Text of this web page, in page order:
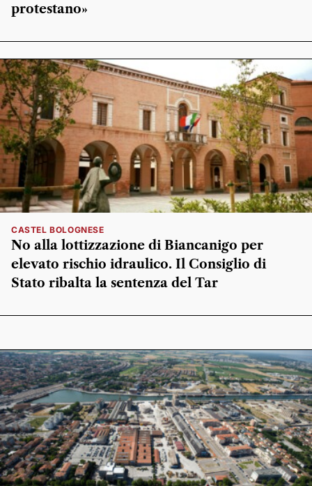
protestano»
CASTEL BOLOGNESE
No alla lottizzazione di Biancanigo per
elevato rischio idraulico. Il Consiglio di
Stato ribalta la sentenza del Tar